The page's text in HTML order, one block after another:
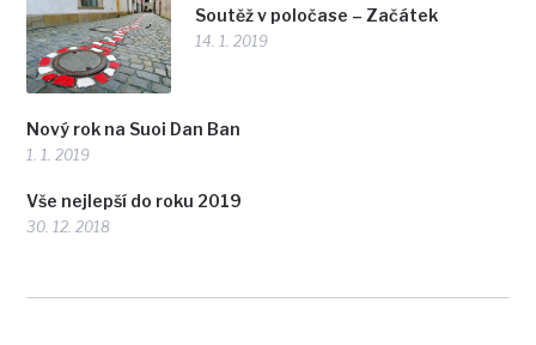
Soutěž v poločase – Začátek
14. 1. 2019
Nový rok na Suoi Dan Ban
1. 1. 2019
Vše nejlepší do roku 2019
30. 12. 2018